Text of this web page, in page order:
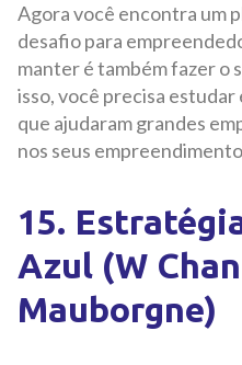
Agora você encontra um
desafio para
manter é também fazer o
isso, você precisa
que ajudaram grandes
nos seus
15.
Azul (W
Mauborgne)